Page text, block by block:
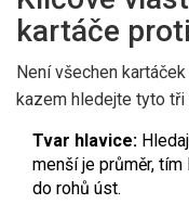
kartáče
Není všechen
kazem hledejte tyto tři
Tvar hlavice:
menší je průměr,
do rohů úst.